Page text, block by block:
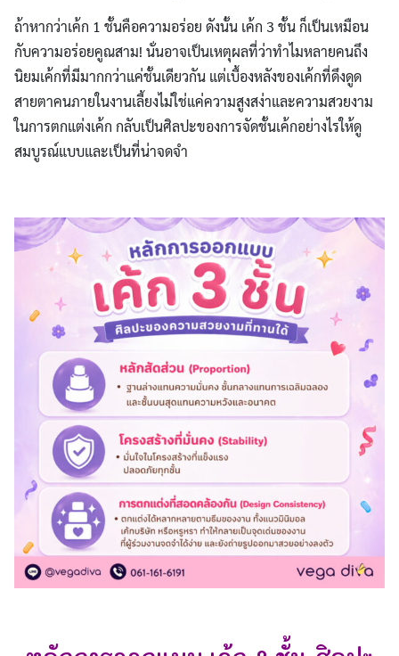
ถ้าหากว่าเค้ก 1 ชั้นคือความอร่อย ดังนั้น เค้ก 3 ชั้น ก็เป็นเหมือน
กับความอร่อยคูณสาม! นั่นอาจเป็นเหตุผลที่ว่าทำไมหลายคนถึง
นิยมเค้กที่มีมากกว่าแค่ชั้นเดียวกัน แต่เบื้องหลังของเค้กที่ดึงดูด
สายตาคนภายในงานเลี้ยงไม่ใช่แค่ความสูงสง่าและความสวยงาม
ในการตกแต่งเค้ก กลับเป็นศิลปะของการจัดชั้นเค้กอย่างไรให้ดู
สมบูรณ์แบบและเป็นที่น่าจดจำ